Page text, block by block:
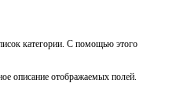
категории. С помощью этого
описание отображаемых полей.